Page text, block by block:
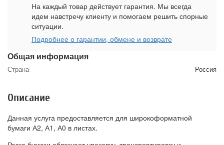
Общая информация
Страна Россия
На каждый товар действует гарантия. Мы всегда
идем навстречу клиенту и помогаем решить спорные
ситуации.
Подробнее о гарантии, обмене и возврате
Описание
Данная услуга предоставляется для широкоформатной
бумаги А2, А1, А0 в листах.